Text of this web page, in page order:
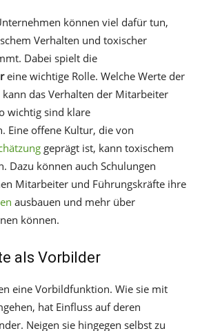
können viel dafür tun,
Verhalten und toxischer
Dabei spielt die
eine wichtige Rolle. Welche Werte der
das Verhalten der Mitarbeiter
wichtig sind klare
Eine offene Kultur, die von
geprägt ist, kann toxischem
Dazu können auch Schulungen
Mitarbeiter und Führungskräfte ihre
ausbauen und mehr über
können.
als Vorbilder
eine Vorbildfunktion. Wie sie mit
hat Einfluss auf deren
Neigen sie hingegen selbst zu